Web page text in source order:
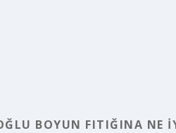
BOYUN FITIĞINA NE